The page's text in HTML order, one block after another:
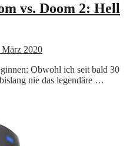
vs. Doom 2: Hell
März 2020
Obwohl ich seit bald 30
nie das legendäre …